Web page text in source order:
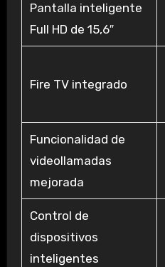
Pantalla inteligente
Full HD de 15,6″
Fire TV integrado
Funcionalidad de
videollamadas
mejorada
Control de
dispositivos
inteligentes